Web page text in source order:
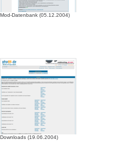
Mod-Datenbank (05.12.2004)
Downloads (19.06.2004)